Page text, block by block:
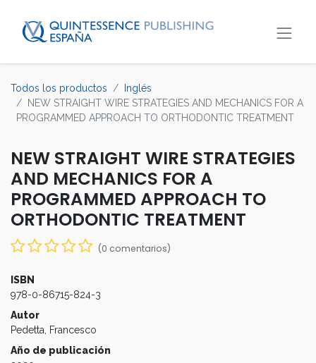
Todos los productos
Inglés
NEW STRAIGHT WIRE STRATEGIES AND MECHANICS FOR A
PROGRAMMED APPROACH TO ORTHODONTIC TREATMENT
NEW STRAIGHT WIRE STRATEGIES
AND MECHANICS FOR A
PROGRAMMED APPROACH TO
ORTHODONTIC TREATMENT
(0 comentarios)
ISBN
978-0-86715-824-3
Autor
Pedetta, Francesco
Año de publicación